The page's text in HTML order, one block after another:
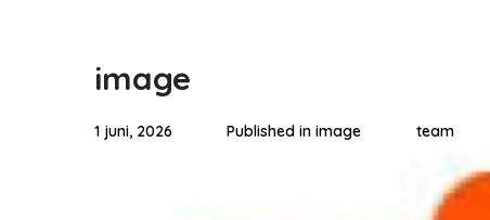
image
1 juni, 2026 Published inimage team